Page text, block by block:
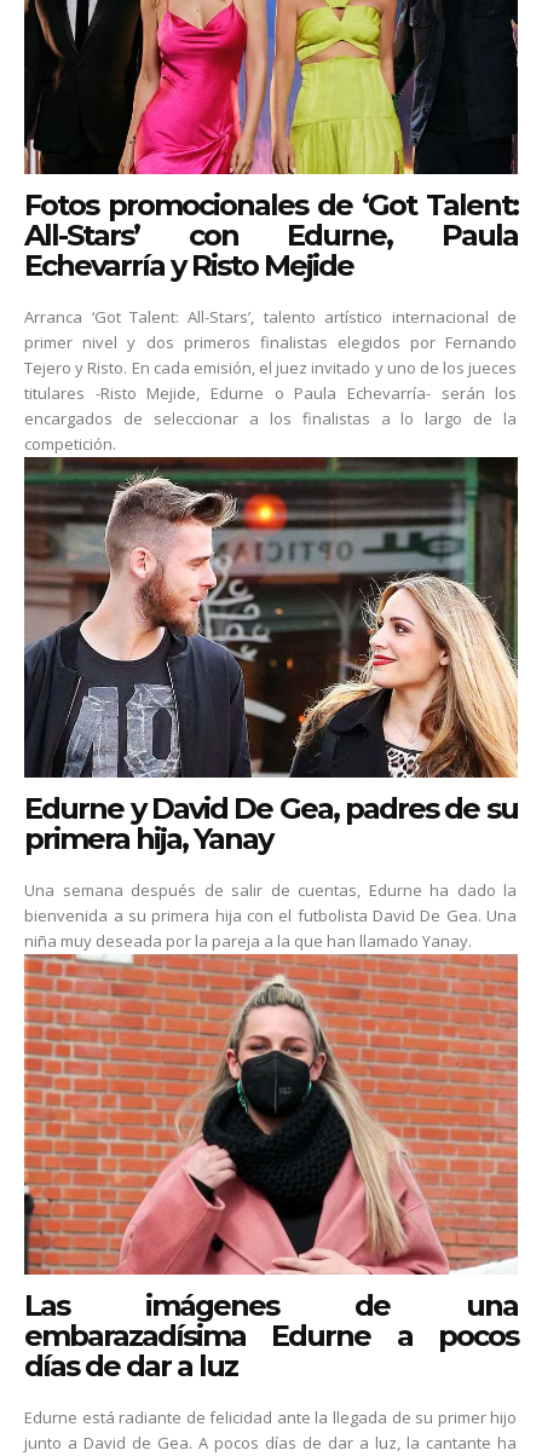
Fotos promocionales de ‘Got Talent:
All-Stars’ con Edurne, Paula
Echevarría y Risto Mejide
Arranca ‘Got Talent: All-Stars’, talento artístico internacional de
primer nivel y dos primeros finalistas elegidos por Fernando
Tejero y Risto. En cada emisión, el juez invitado y uno de los jueces
titulares -Risto Mejide, Edurne o Paula Echevarría- serán los
encargados de seleccionar a los finalistas a lo largo de la
competición.
Edurne y David De Gea, padres de su
primera hija, Yanay
Una semana después de salir de cuentas, Edurne ha dado la
bienvenida a su primera hija con el futbolista David De Gea. Una
niña muy deseada por la pareja a la que han llamado Yanay.
Las imágenes de una
embarazadísima Edurne a pocos
días de dar a luz
Edurne está radiante de felicidad ante la llegada de su primer hijo
junto a David de Gea. A pocos días de dar a luz, la cantante ha